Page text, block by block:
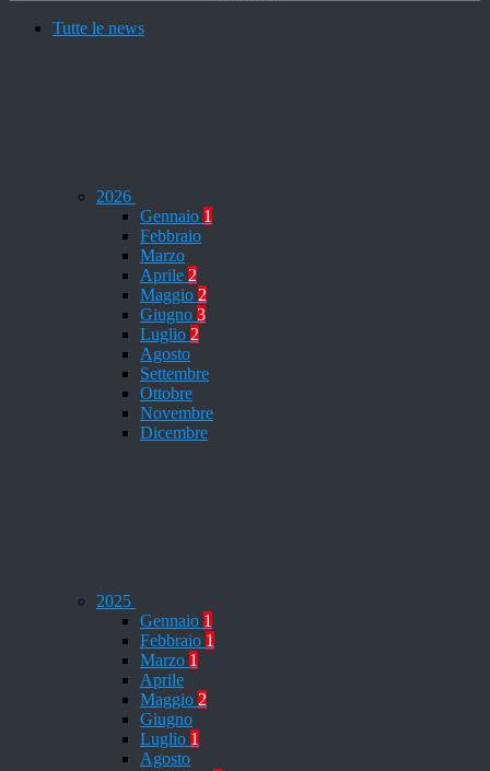
Tutte le news
2026
Gennaio 1
Febbraio
Marzo
Aprile 2
Maggio 2
Giugno 3
Luglio 2
Agosto
Settembre
Ottobre
Novembre
Dicembre
2025
Gennaio 1
Febbraio 1
Marzo 1
Aprile
Maggio 2
Giugno
Luglio 1
Agosto